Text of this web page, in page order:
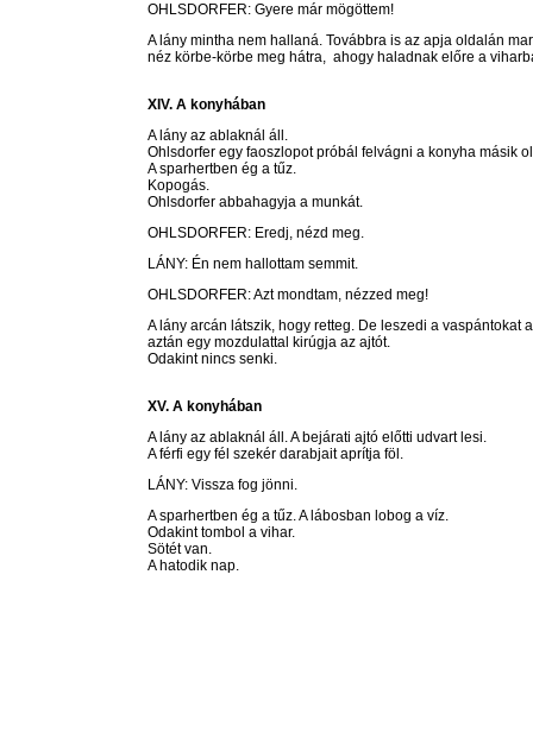
OHLSDORFER: Gyere már mögöttem!
A lány mintha nem hallaná. Továbbra is az apja oldalán
néz körbe-körbe meg hátra, ahogy haladnak előre a
XIV. A konyhában
A lány az ablaknál áll.
Ohlsdorfer egy faoszlopot próbál felvágni a konyha másik
A sparhertben ég a tűz.
Kopogás.
Ohlsdorfer abbahagyja a munkát.
OHLSDORFER: Eredj, nézd meg.
LÁNY: Én nem hallottam semmit.
OHLSDORFER: Azt mondtam, nézzed meg!
A lány arcán látszik, hogy retteg. De leszedi a vaspántokat
aztán egy mozdulattal kirúgja az ajtót.
Odakint nincs senki.
XV. A konyhában
A lány az ablaknál áll. A bejárati ajtó előtti udvart lesi.
A férfi egy fél szekér darabjait aprítja föl.
LÁNY: Vissza fog jönni.
A sparhertben ég a tűz. A lábosban lobog a víz.
Odakint tombol a vihar.
Sötét van.
A hatodik nap.